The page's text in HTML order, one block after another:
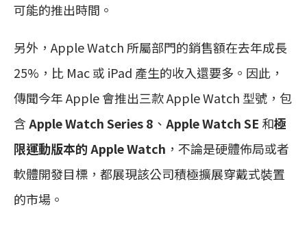
可能的推出時間。
另外，Apple Watch 所屬部門的銷售額在去年成長
25%，比 Mac 或 iPad 產生的收入還要多。因此，
傳聞今年 Apple 會推出三款 Apple Watch 型號，包
含Apple Watch Series 8 、 Apple Watch SE 和極
限運動版本的 Apple Watch ，不論是硬體佈局或者
軟體開發目標，都展現該公司積極擴展穿戴式裝置
的市場。